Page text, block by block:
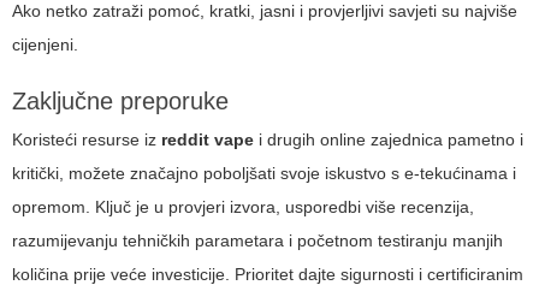
Ako netko zatraži pomoć, kratki, jasni i provjerljivi savjeti su najviše
cijenjeni.
Zaključne preporuke
Koristeći resurse iz reddit vape i drugih online zajednica pametno i
kritički, možete značajno poboljšati svoje iskustvo s e-tekućinama i
opremom. Ključ je u provjeri izvora, usporedbi više recenzija,
razumijevanju tehničkih parametara i početnom testiranju manjih
količina prije veće investicije. Prioritet dajte sigurnosti i certificiranim